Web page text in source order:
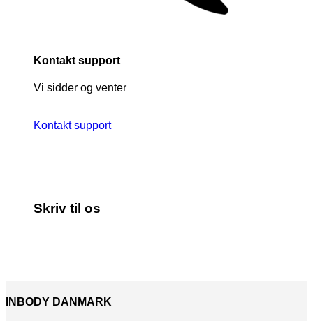
Kontakt support
Vi sidder og venter
Kontakt support
Skriv til os
INBODY DANMARK